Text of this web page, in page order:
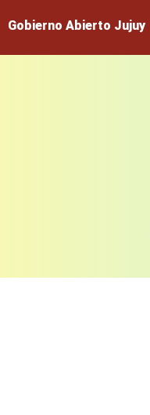
Gobierno Abierto Jujuy